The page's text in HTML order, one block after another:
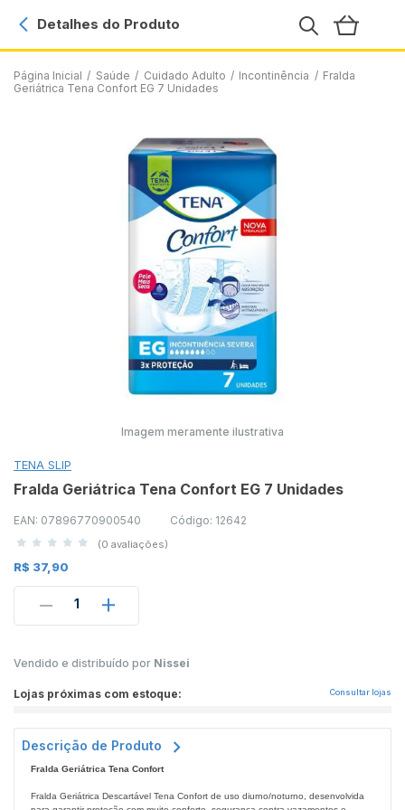
Página Inicial / Saúde / Cuidado Adulto / Incontinência / Fralda
Geriátrica Tena Confort EG 7 Unidades
Detalhes do Produto
Imagem meramente ilustrativa
TENA SLIP
Fralda Geriátrica Tena Confort EG 7 Unidades
EAN: 07896770900540 Código: 12642
(0 avaliações)
R$ 37,90
1
Vendido e distribuído por Nissei
Lojas próximas com estoque: Consultar lojas
Descrição de Produto
Fralda Geriátrica Tena Confort
Fralda Geriátrica Descartável Tena Confort de uso diurno/noturno, desenvolvida